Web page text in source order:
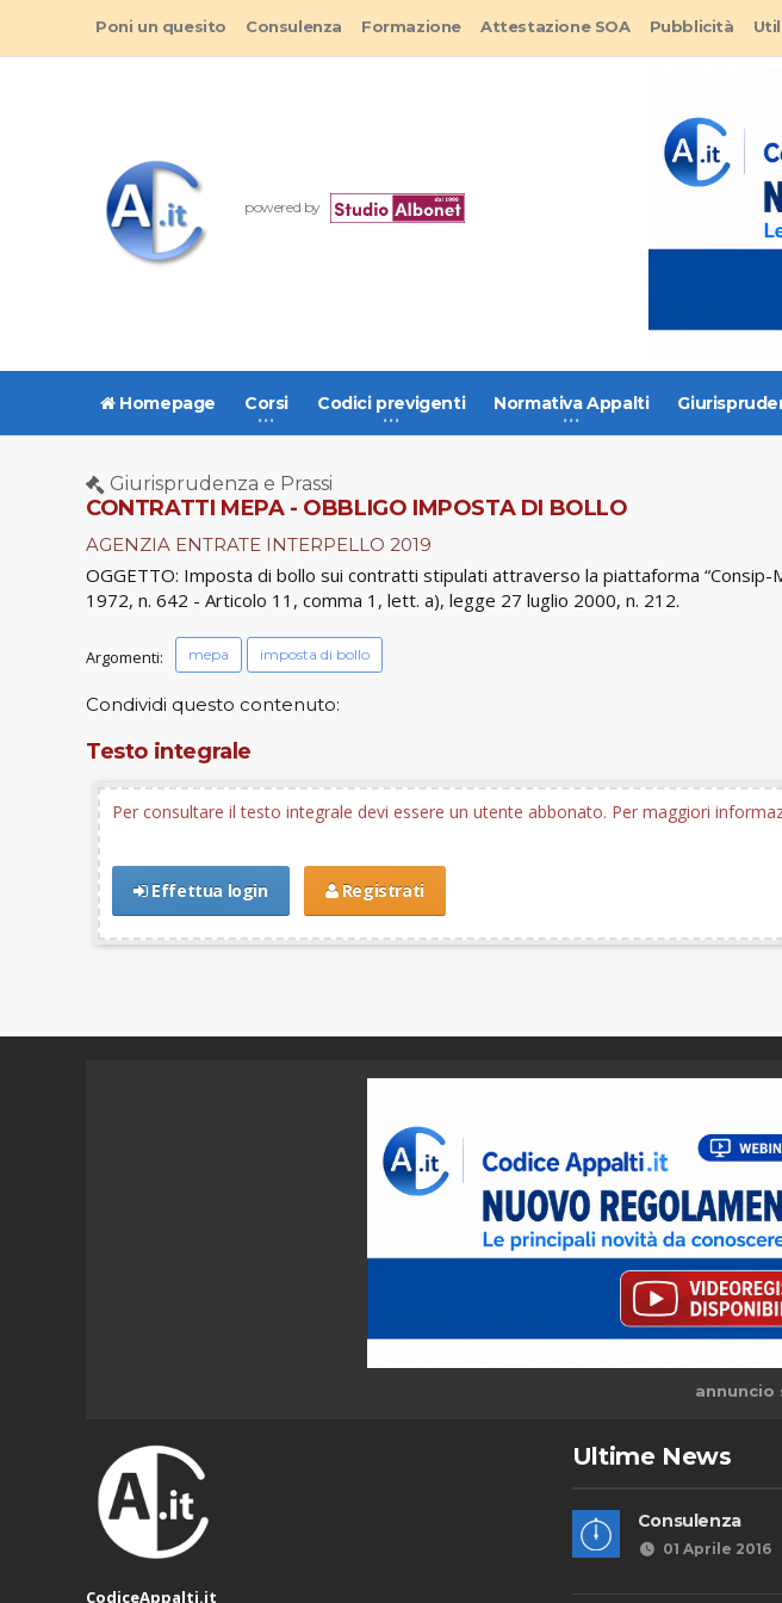
Poni un quesito Consulenza Formazione Attestazione SOA Pubblicità
powered by
Homepage Corsi Codici previgenti Normativa Appalti
Giurisprudenza e Prassi
CONTRATTI MEPA - OBBLIGO IMPOSTA DI BOLLO
AGENZIA ENTRATE INTERPELLO 2019
OGGETTO: Imposta di bollo sui contratti stipulati attraverso la piattaforma
1972, n. 642 - Articolo 11, comma 1, lett. a), legge 27 luglio 2000, n. 212.
Argomenti: mepa imposta di bollo
Condividi questo contenuto:
Testo integrale
Per consultare il testo integrale devi essere un utente abbonato. Per maggiori
Effettua login Registrati
annuncio
CodiceAppalti.it
Ultime News
Consulenza
01 Aprile 2016